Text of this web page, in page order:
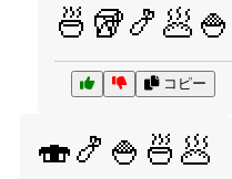
🍜🥡🍤🥟🍚
コピー
🍣🍤🍚🍜🥟